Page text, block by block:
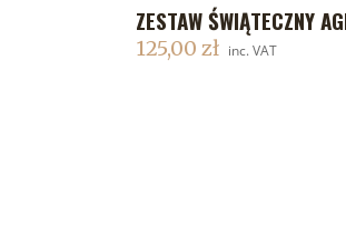
DODAJ
ZESTAW ŚWIĄTECZNY
125,00 zł inc. VAT